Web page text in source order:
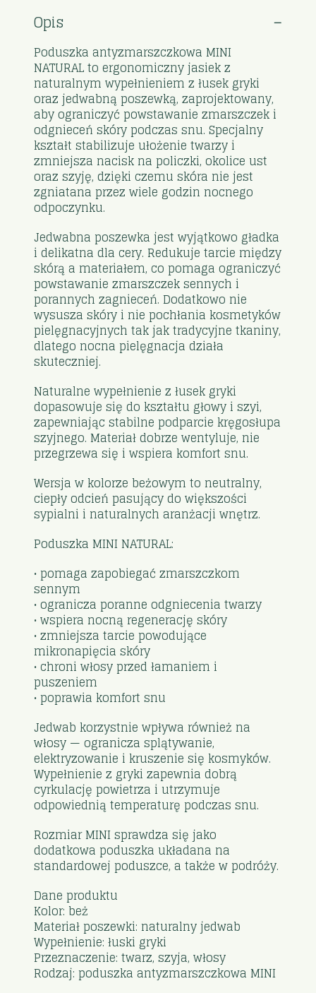
Opis
Poduszka antyzmarszczkowa MINI
NATURAL to ergonomiczny jasiek z
naturalnym wypełnieniem z łusek gryki
oraz jedwabną poszewką, zaprojektowany,
aby ograniczyć powstawanie zmarszczek i
odgnieceń skóry podczas snu. Specjalny
kształt stabilizuje ułożenie twarzy i
zmniejsza nacisk na policzki, okolice ust
oraz szyję, dzięki czemu skóra nie jest
zgniatana przez wiele godzin nocnego
odpoczynku.
Jedwabna poszewka jest wyjątkowo gładka
i delikatna dla cery. Redukuje tarcie między
skórą a materiałem, co pomaga ograniczyć
powstawanie zmarszczek sennych i
porannych zagnieceń. Dodatkowo nie
wysusza skóry i nie pochłania kosmetyków
pielęgnacyjnych tak jak tradycyjne tkaniny,
dlatego nocna pielęgnacja działa
skuteczniej.
Naturalne wypełnienie z łusek gryki
dopasowuje się do kształtu głowy i szyi,
zapewniając stabilne podparcie kręgosłupa
szyjnego. Materiał dobrze wentyluje, nie
przegrzewa się i wspiera komfort snu.
Wersja w kolorze beżowym to neutralny,
ciepły odcień pasujący do większości
sypialni i naturalnych aranżacji wnętrz.
Poduszka MINI NATURAL:
• pomaga zapobiegać zmarszczkom
sennym
• ogranicza poranne odgniecenia twarzy
• wspiera nocną regenerację skóry
• zmniejsza tarcie powodujące
mikronapięcia skóry
• chroni włosy przed łamaniem i
puszeniem
• poprawia komfort snu
Jedwab korzystnie wpływa również na
włosy — ogranicza splątywanie,
elektryzowanie i kruszenie się kosmyków.
Wypełnienie z gryki zapewnia dobrą
cyrkulację powietrza i utrzymuje
odpowiednią temperaturę podczas snu.
Rozmiar MINI sprawdza się jako
dodatkowa poduszka układana na
standardowej poduszce, a także w podróży.
Dane produktu
Kolor: beż
Materiał poszewki: naturalny jedwab
Wypełnienie: łuski gryki
Przeznaczenie: twarz, szyja, włosy
Rodzaj: poduszka antyzmarszczkowa MINI